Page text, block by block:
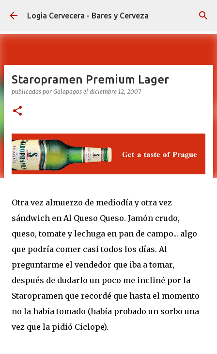
Ir al contenido principal
Logia Cervecera - Bares y Cerveza
Staropramen Premium Lager
publicadas por Galapagos el diciembre 12, 2007
Otra vez almuerzo de mediodía y otra vez
sándwich en Al Queso Queso. Jamón crudo,
queso, tomate y lechuga en pan de campo... algo
que podría comer casi todos los días. Al
preguntarme el vendedor que iba a tomar,
después de dudarlo un poco me incliné por la
Staropramen que recordé que hasta el momento
no la había tomado (había probado un sorbo una
vez que la pidió Ciclope).